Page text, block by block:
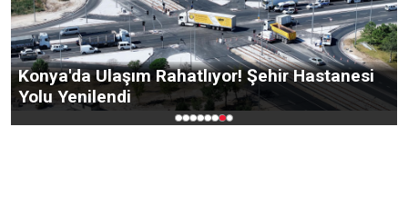
Konya'da Ulaşım Rahatlıyor! Şehir Hastanesi
Yolu Yenilendi